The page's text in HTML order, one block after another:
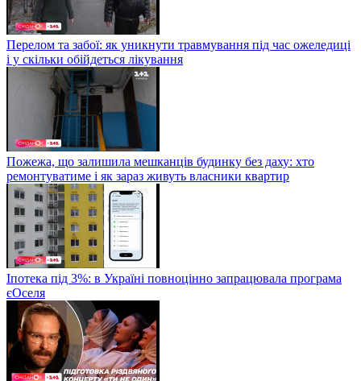
Перелом та забої: як уникнути травмування під час ожеледиці
і у скільки обійдеться лікування
Пожежа, що залишила мешканців будинку без даху: хто
ремонтуватиме і як зараз живуть власники квартир
Іпотека під 3%: в Україні повноцінно запрацювала програма
єОселя